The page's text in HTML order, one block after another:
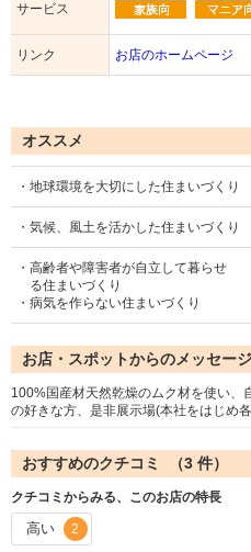
サービス
リンク お店のホームページ
オススメ
・地球環境を大切にした住まいづくり
・気候、風土を活かした住まいづくり
・高齢者や障害者が自立して暮らせ
る住まいづくり
・病気を作らない住まいづくり
お店・スポットからのメッセージ
100%国産材天然乾燥のムク材を使い、
の好きな方、是非展示場(本社をはじめ
おすすめのクチコミ （3 件）
クチコミからみる、このお店の特長
高い 2